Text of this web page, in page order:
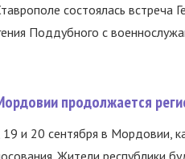
состоялась встреча
Поддубного с
продолжается
19 и 20 сентября в Мордовии,
Жители республики